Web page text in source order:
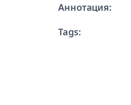
Аннотация:
Tags: